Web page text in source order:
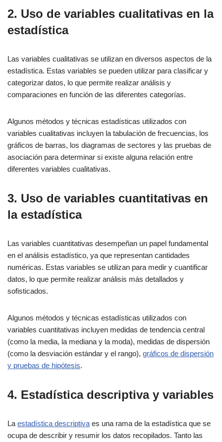
2. Uso de variables cualitativas en la
estadística
Las variables cualitativas se utilizan en diversos aspectos de la
estadística. Estas variables se pueden utilizar para clasificar y
categorizar datos, lo que permite realizar análisis y
comparaciones en función de las diferentes categorías.
Algunos métodos y técnicas estadísticas utilizados con
variables cualitativas incluyen la tabulación de frecuencias, los
gráficos de barras, los diagramas de sectores y las pruebas de
asociación para determinar si existe alguna relación entre
diferentes variables cualitativas.
3. Uso de variables cuantitativas en
la estadística
Las variables cuantitativas desempeñan un papel fundamental
en el análisis estadístico, ya que representan cantidades
numéricas. Estas variables se utilizan para medir y cuantificar
datos, lo que permite realizar análisis más detallados y
sofisticados.
Algunos métodos y técnicas estadísticas utilizados con
variables cuantitativas incluyen medidas de tendencia central
(como la media, la mediana y la moda), medidas de dispersión
(como la desviación estándar y el rango), gráficos de dispersión
y pruebas de hipótesis.
4. Estadística descriptiva y variables
La estadística descriptiva es una rama de la estadística que se
ocupa de describir y resumir los datos recopilados. Tanto las